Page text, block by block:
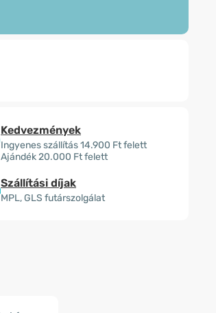
Kedvezmények
Ingyenes szállítás 14.900 Ft felett
Ajándék 20.000 Ft felett
Szállítási díjak
MPL, GLS futárszolgálat